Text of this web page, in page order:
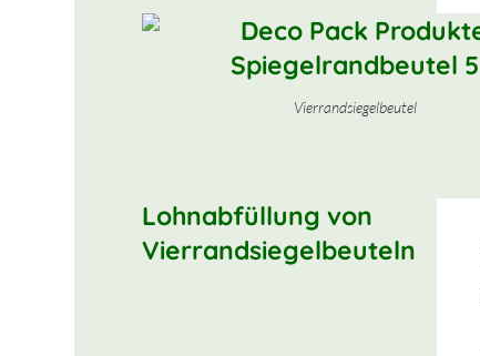
Vierrandsiegelbeutel
Lohnabfüllung von
Vierrandsiegelbeuteln